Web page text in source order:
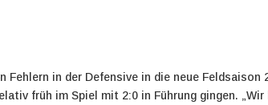
Fehlern in der Defensive in die neue Feldsaison
früh im Spiel mit 2:0 in Führung gingen. „Wir